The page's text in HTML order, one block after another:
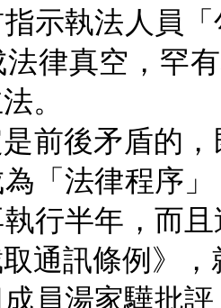
示執法人員
律真空，罕
。
是前後矛盾的
「法律程序
行半年，而
通訊條例》
員湯家驊批